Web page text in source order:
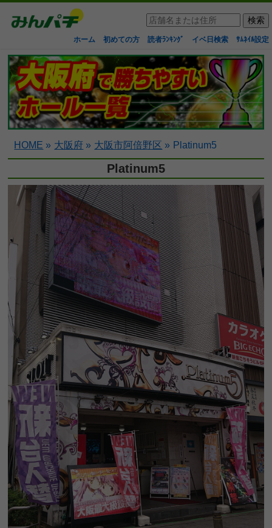
ホーム 初めての方 読者ﾗﾝｷﾝｸﾞ イベ日検索 ｻﾑﾈｲﾙ設定
HOME » 大阪府 » 大阪市阿倍野区 » Platinum5
Platinum5